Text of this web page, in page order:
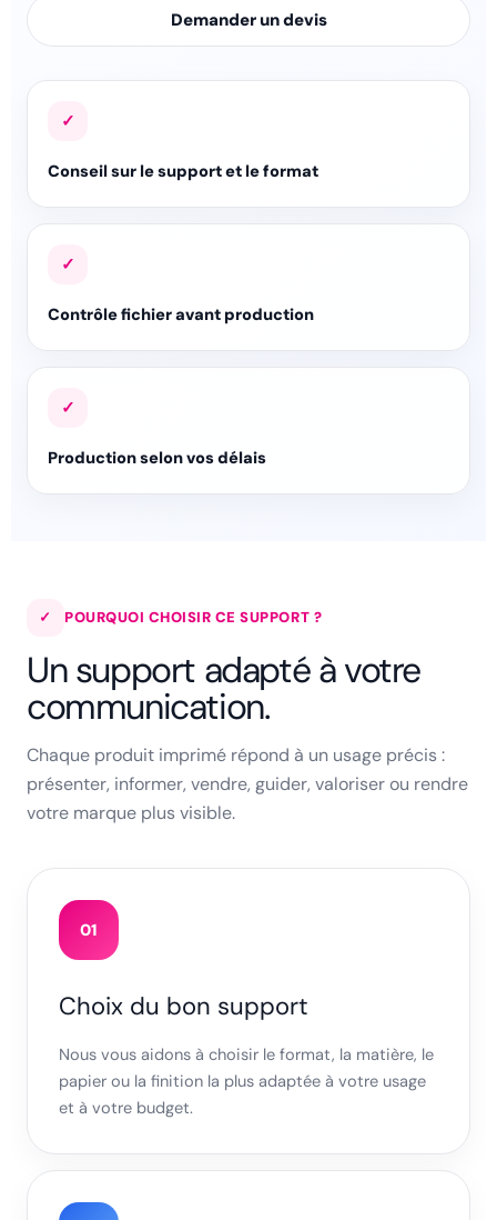
Demander un devis
✓
Conseil sur le support et le format
✓
Contrôle fichier avant production
✓
Production selon vos délais
✓ POURQUOI CHOISIR CE SUPPORT ?
Un support adapté à votre
communication.
Chaque produit imprimé répond à un usage précis :
présenter, informer, vendre, guider, valoriser ou rendre
votre marque plus visible.
01
Choix du bon support
Nous vous aidons à choisir le format, la matière, le
papier ou la finition la plus adaptée à votre usage
et à votre budget.